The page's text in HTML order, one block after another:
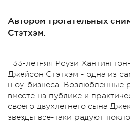
Автором трогательных
Стэтхэм.
33-летняя Роузи
Джейсон Стэтхэм - одна из
шоу-бизнеса. Возлюбленные
вместе на публике и
своего двухлетнего сына
звезды все-таки радуют